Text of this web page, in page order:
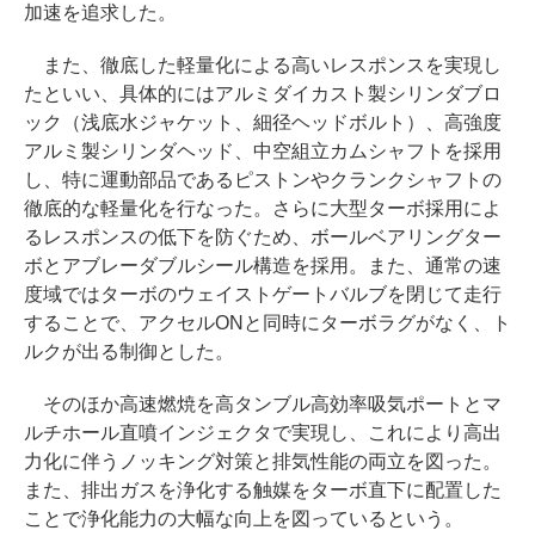
加速を追求した。
また、徹底した軽量化による高いレスポンスを実現し
たといい、具体的にはアルミダイカスト製シリンダブロ
ック（浅底水ジャケット、細径ヘッドボルト）、高強度
アルミ製シリンダヘッド、中空組立カムシャフトを採用
し、特に運動部品であるピストンやクランクシャフトの
徹底的な軽量化を行なった。さらに大型ターボ採用によ
るレスポンスの低下を防ぐため、ボールベアリングター
ボとアブレーダブルシール構造を採用。また、通常の速
度域ではターボのウェイストゲートバルブを閉じて走行
することで、アクセルONと同時にターボラグがなく、ト
ルクが出る制御とした。
そのほか高速燃焼を高タンブル高効率吸気ポートとマ
ルチホール直噴インジェクタで実現し、これにより高出
力化に伴うノッキング対策と排気性能の両立を図った。
また、排出ガスを浄化する触媒をターボ直下に配置した
ことで浄化能力の大幅な向上を図っているという。